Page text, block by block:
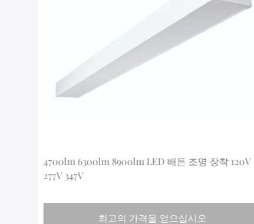
4700lm 6300lm 8900lm LED 배튼 조명 장착 120V
277V 347V
최고의 가격을 얻으십시오